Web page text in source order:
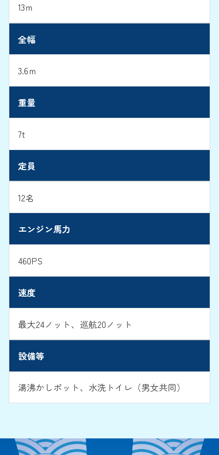
13ｍ
全幅
3.6ｍ
重量
7t
定員
12名
エンジン馬力
460PS
速度
最大24ノット、巡航20ノット
設備等
湯沸かしポット、水洗トイレ（男女共同）